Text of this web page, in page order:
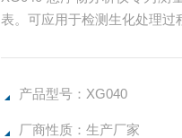
表。可应用于检测生化处理过
产品型号：XG040
厂商性质：生产厂家